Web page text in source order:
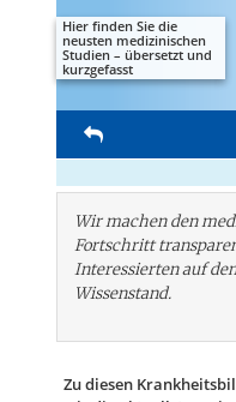
Hier finden Sie die
neusten medizinischen
Studien – übersetzt und
kurzgefasst
Wir machen den
Fortschritt
Interessierten auf
Wissenstand.
Zu diesen